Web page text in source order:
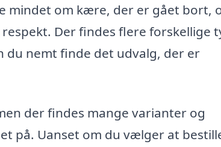
mindet om kære, der er gået bort,
Der findes flere forskellige
du nemt finde det udvalg, der er
der findes mange varianter og
på. Uanset om du vælger at